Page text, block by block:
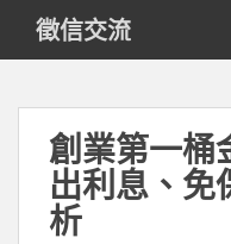
i
徵信交流
創業第一桶
出利息、免
析